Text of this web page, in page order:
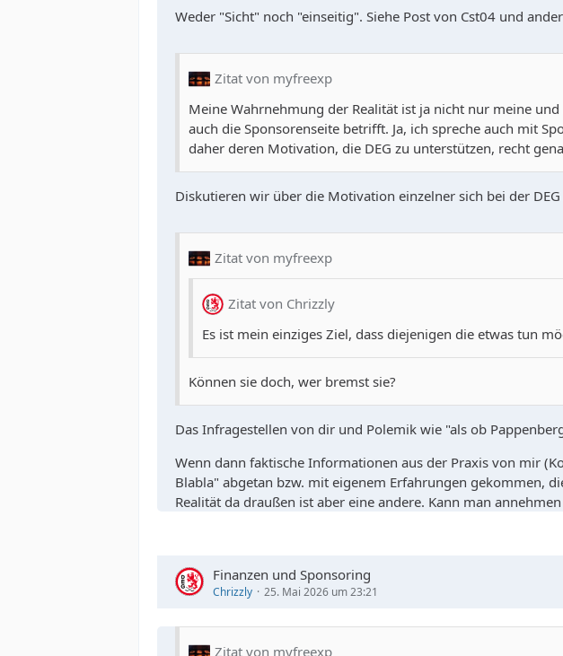
Weder "Sicht" noch "einseitig". Siehe Post von Cst04 und
Zitat von myfreexp
Meine Wahrnehmung der Realität ist ja nicht nur meine
auch die Sponsorenseite betrifft. Ja, ich spreche auch mit
daher deren Motivation, die DEG zu unterstützen, recht
Diskutieren wir über die Motivation einzelner sich bei der
Zitat von myfreexp
Zitat von Chrizzly
Es ist mein einziges Ziel, dass diejenigen die etwas tun
Können sie doch, wer bremst sie?
Das Infragestellen von dir und Polemik wie "als ob
Wenn dann faktische Informationen aus der Praxis von mir
Blabla" abgetan bzw. mit eigenem Erfahrungen gekommen,
Realität da draußen ist aber eine andere. Kann man
Finanzen und Sponsoring
Chrizzly 25. Mai 2026 um 23:21
Zitat von myfreexp